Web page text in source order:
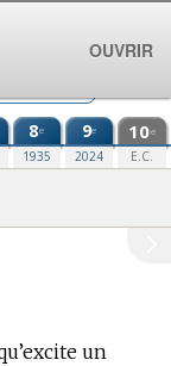
8e
1935
9e
2024
10e
E.C.
un
OUVRIR